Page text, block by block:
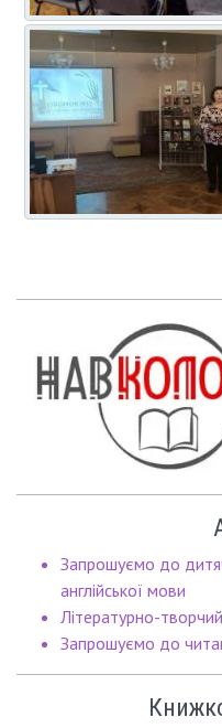
Запрошуємо до
англійської мови
Літературно-
Запрошуємо до